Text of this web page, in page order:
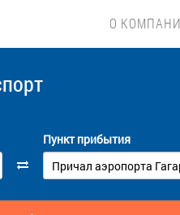
О
Пункт прибытия